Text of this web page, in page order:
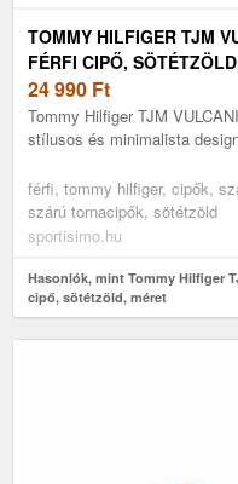
TOMMY HILFIGER TJM
FÉRFI CIPŐ,
24 990 Ft
Tommy Hilfiger TJM
stílusos és minimalista
férfi, tommy hilfiger, cipők,
szárú tornacipők, sötétzöld
sportisimo.hu
Hasonlók, mint Tommy Hilfiger
cipő, sötétzöld, méret